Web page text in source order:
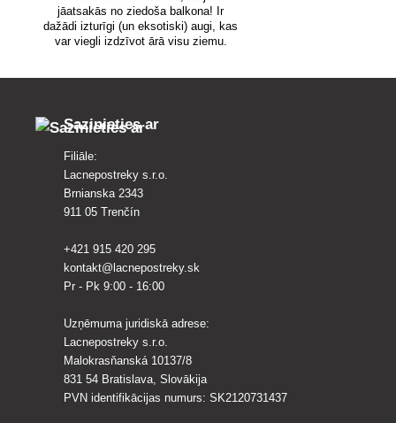
jāatsakās no ziedoša balkona! Ir
dažādi izturīgi (un eksotiski) augi, kas
var viegli izdzīvot ārā visu ziemu.
Sazinieties ar
Filiāle:
Lacnepostreky s.r.o.
Brnianska 2343
911 05 Trenčín
+421 915 420 295
kontakt@lacnepostreky.sk
Pr - Pk 9:00 - 16:00
Uzņēmuma juridiskā adrese:
Lacnepostreky s.r.o.
Malokrasňanská 10137/8
831 54 Bratislava, Slovākija
PVN identifikācijas numurs: SK2120731437